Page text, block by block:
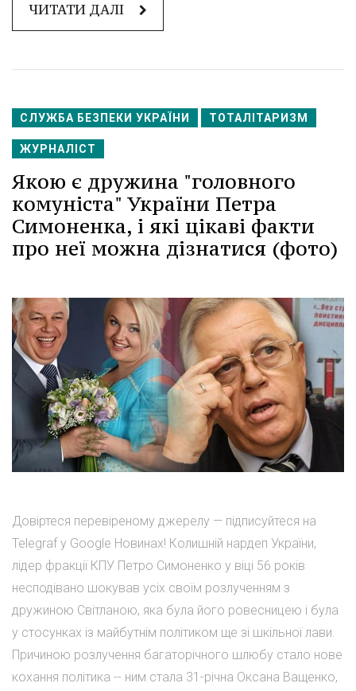
ЧИТАТИ ДАЛІ
СЛУЖБА БЕЗПЕКИ УКРАЇНИ ТОТАЛІТАРИЗМ
ЖУРНАЛІСТ
Якою є дружина "головного
комуніста" України Петра
Симоненка, і які цікаві факти
про неї можна дізнатися (фото)
Довіртеся перевіреному джерелу — підписуйтеся на
Telegraf у Google Новинах! Колишній нардеп України,
лідер фракції КПУ Петро Симоненко у віці 56 років
несподівано шокував усіх своїм розлученням з
дружиною Світланою, яка була його ровесницею і була
у стосунках із майбутнім політиком ще зі шкільної лави.
Причиною розлучення багаторічного шлюбу стало нове
кохання політика -- ним стала 31-річна Оксана Ващенко,